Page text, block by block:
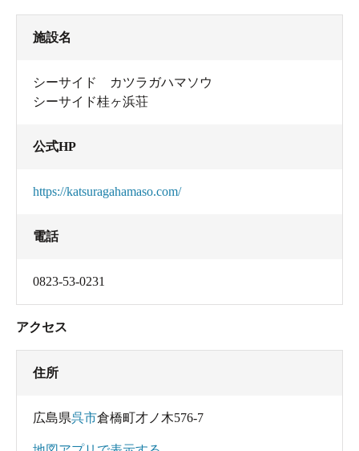
施設名
シーサイド カツラガハマソウ
シーサイド桂ヶ浜荘
公式HP
https://katsuragahamaso.com/
電話
0823-53-0231
アクセス
住所
広島県呉市倉橋町才ノ木576-7